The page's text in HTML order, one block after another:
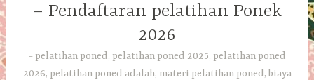
– Pendaftaran pelatihan Ponek
2026
pelatihan poned, pelatihan poned 2025, pelatihan poned
2026, pelatihan poned adalah, materi pelatihan poned, biaya